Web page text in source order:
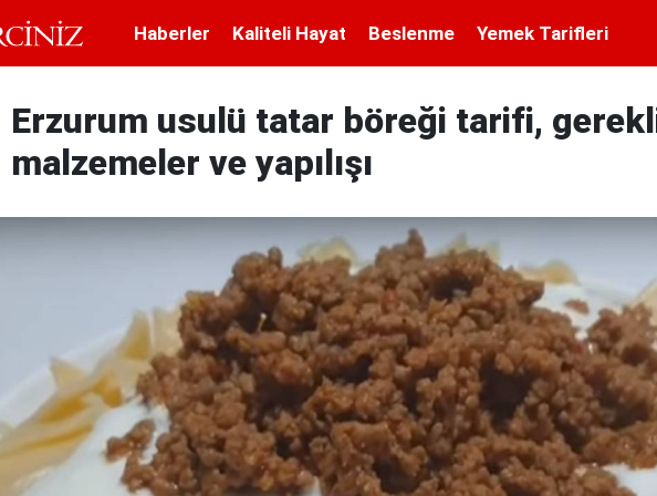
Haberler Kaliteli Hayat Beslenme Yemek Tarifleri
Erzurum usulü tatar böreği tarifi,
malzemeler ve yapılışı